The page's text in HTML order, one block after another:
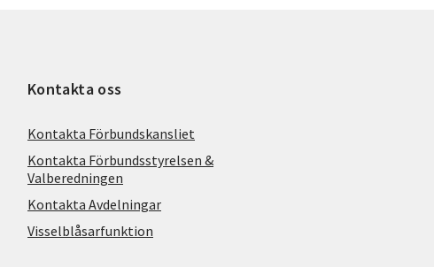
Kontakta oss
Kontakta Förbundskansliet
Kontakta Förbundsstyrelsen &
Valberedningen
Kontakta Avdelningar
Visselblåsarfunktion